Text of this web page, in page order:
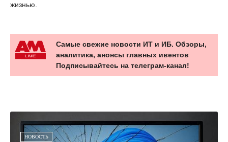
жизнью.
Самые свежие новости ИТ и ИБ. Обзоры,
аналитика, анонсы главных ивентов
Подписывайтесь на телеграм-канал!
НОВОСТЬ